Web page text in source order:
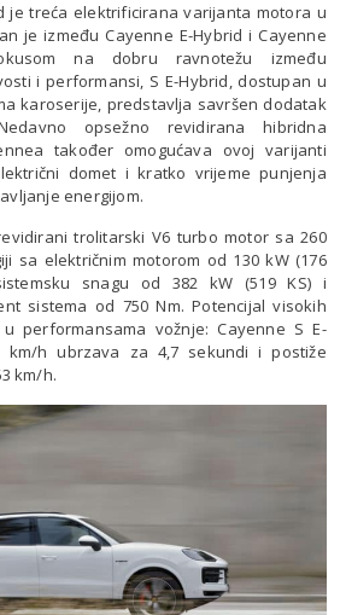
je treća elektrificirana varijanta motora u
je između Cayenne E-Hybrid i Cayenne
na dobru ravnotežu između
i performansi, S E-Hybrid, dostupan u
karoserije, predstavlja savršen dodatak
opsežno revidirana hibridna
također omogućava ovoj varijanti
domet i kratko vrijeme punjenja
energijom.
trolitarski V6 turbo motor sa 260
sa električnim motorom od 130 kW (176
snagu od 382 kW (519 KS) i
sistema od 750 Nm. Potencijal visokih
performansama vožnje: Cayenne S E-
h ubrzava za 4,7 sekundi i postiže
km/h.